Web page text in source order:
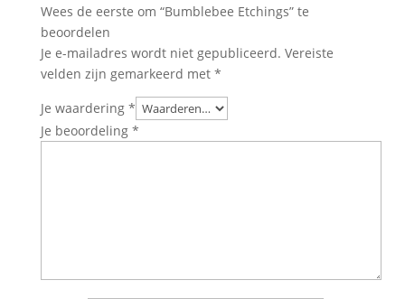
Wees de eerste om “Bumblebee Etchings” te
beoordelen
Je e-mailadres wordt niet gepubliceerd. Vereiste
velden zijn gemarkeerd met *
Je waardering *
Je beoordeling *